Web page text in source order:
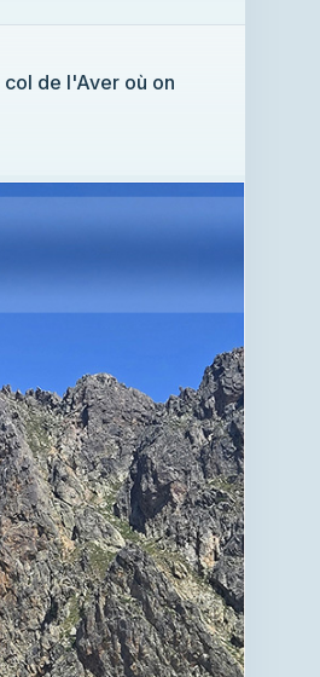
de l'Aver où on